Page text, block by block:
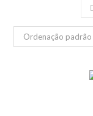
Ordenação padrão